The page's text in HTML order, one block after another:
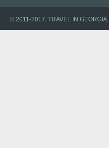
© 2011-2017, TRAVEL IN GEORGIA.